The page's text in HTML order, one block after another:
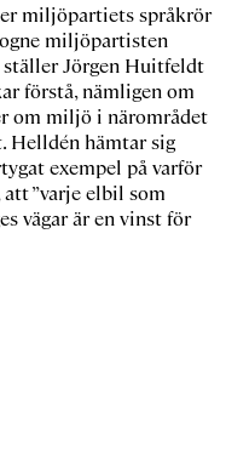
miljöpartiets språkrör
miljöpartisten
ställerJörgen Huitfeldt
förstå, nämligen om
om miljö i närområdet
Helldén hämtar sig
exempel på varför
”varje elbil som
vägar är en vinst för